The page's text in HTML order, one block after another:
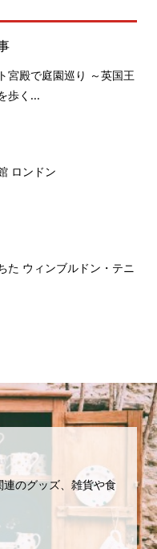
宮殿で庭園巡り ～英国王
歩く...
ロンドン
た ウィンブルドン・テニ
のグッズ、雑貨や食